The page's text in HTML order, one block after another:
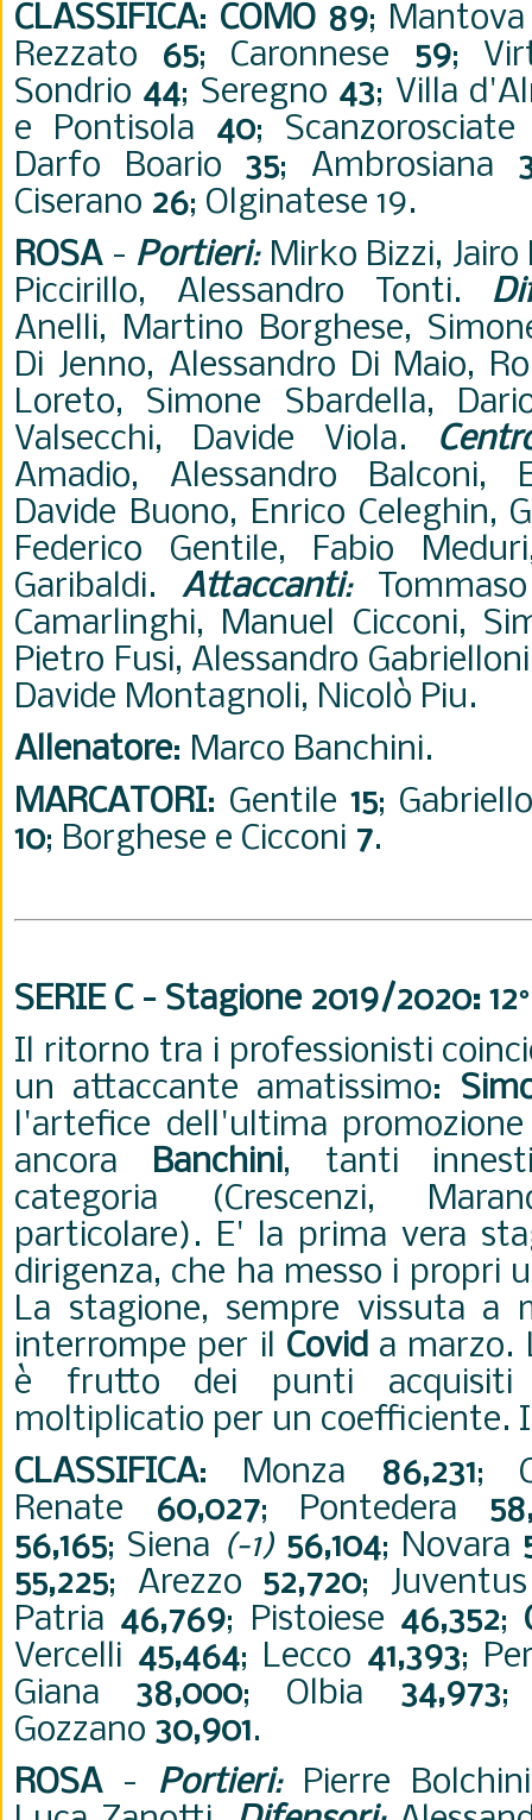
CLASSIFICA: COMO 89;
Rezzato 65; Caronnese 59;
Sondrio 44; Seregno 43; Villa
e Pontisola 40;
Darfo Boario 35; Ambrosiana
Ciserano 26; Olginatese 19.
ROSA - Portieri:Mirko Bizzi, Jairo
Piccirillo, Alessandro Tonti.
Anelli, Martino Borghese,
Di Jenno, Alessandro Di Maio,
Loreto, Simone Sbardella,
Valsecchi, Davide Viola.
Amadio, Alessandro Balconi,
Davide Buono, Enrico Celeghin,
Federico Gentile, Fabio
Garibaldi. Attaccanti:
Camarlinghi, Manuel Cicconi,
Pietro Fusi, Alessandro
Davide Montagnoli, Nicolò Piu.
Allenatore: Marco Banchini.
MARCATORI: Gentile 15;
10; Borghese e Cicconi 7.
SERIE C - Stagione 2019/2020:
Il ritorno tra i professionisti
un attaccante amatissimo:
l'artefice dell'ultima
ancora Banchini, tanti
categoria (Crescenzi,
particolare). E' la prima vera
dirigenza, che ha messo i propri
La stagione, sempre vissuta a
interrompe per il Covida marzo.
è frutto dei punti
moltiplicatio per un coefficiente. Il
CLASSIFICA: Monza 86,231;
Renate 60,027; Pontedera
56,165; Siena (-1) 56,104; Novara
55,225; Arezzo 52,720;
Patria 46,769; Pistoiese 46,352;
Vercelli 45,464; Lecco 41,393;
Giana 38,000; Olbia 34,973;
Gozzano 30,901.
ROSA- Portieri:Pierre